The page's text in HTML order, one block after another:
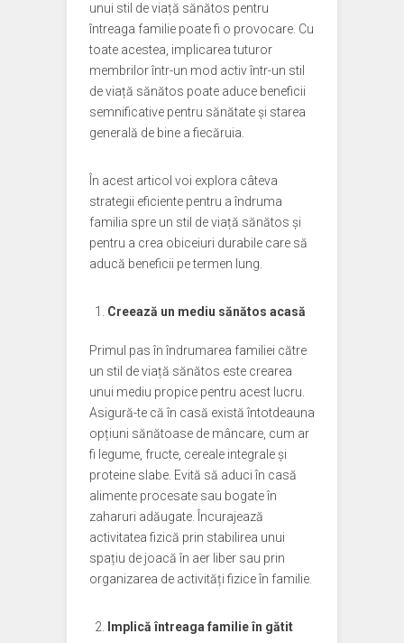
unui stil de viață sănătos pentru
întreaga familie poate fi o provocare. Cu
toate acestea, implicarea tuturor
membrilor într-un mod activ într-un stil
de viață sănătos poate aduce beneficii
semnificative pentru sănătate și starea
generală de bine a fiecăruia.
În acest articol voi explora câteva
strategii eficiente pentru a îndruma
familia spre un stil de viață sănătos și
pentru a crea obiceiuri durabile care să
aducă beneficii pe termen lung.
Creează un mediu sănătos acasă
Primul pas în îndrumarea familiei către
un stil de viață sănătos este crearea
unui mediu propice pentru acest lucru.
Asigură-te că în casă există întotdeauna
opțiuni sănătoase de mâncare, cum ar
fi legume, fructe, cereale integrale și
proteine slabe. Evită să aduci în casă
alimente procesate sau bogate în
zaharuri adăugate. Încurajează
activitatea fizică prin stabilirea unui
spațiu de joacă în aer liber sau prin
organizarea de activități fizice în familie.
Implică întreaga familie în gătit